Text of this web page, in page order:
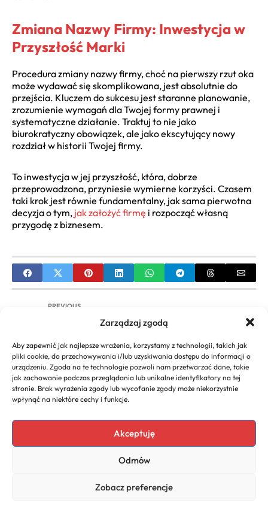
Zarządzaj zgodą
Aby zapewnić jak najlepsze wrażenia, korzystamy z technologii, takich jak
pliki cookie, do przechowywania i/lub uzyskiwania dostępu do informacji o
urządzeniu. Zgoda na te technologie pozwoli nam przetwarzać dane, takie
jak zachowanie podczas przeglądania lub unikalne identyfikatory na tej
stronie. Brak wyrażenia zgody lub wycofanie zgody może niekorzystnie
wpłynąć na niektóre cechy i funkcje.
Akceptuję
Odmów
Zobacz preferencje
Zmiana Nazwy Firmy: Inwestycja w
Przyszłość Marki
Procedura zmiany nazwy firmy, choć na pierwszy rzut oka
może wydawać się skomplikowana, jest absolutnie do
przejścia. Kluczem do sukcesu jest staranne planowanie,
zrozumienie wymagań dla Twojej formy prawnej i
systematyczne działanie. Traktuj to nie jako
biurokratyczny obowiązek, ale jako ekscytujący nowy
rozdział w historii Twojej firmy.
To inwestycja w jej przyszłość, która, dobrze
przeprowadzona, przyniesie wymierne korzyści. Czasem
taki krok jest równie fundamentalny, jak sama pierwotna
decyzja o tym, jak założyć firmę i rozpocząć własną
przygodę z biznesem.
PREVIOUS
CEIDG Baza Firm – Jak Sprawdzać i Weryfikować
NEXT
Dofinansowania na rozwój firmy – Jak je zdobyć?
[Poradnik]
Copyright 2026. All rights